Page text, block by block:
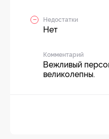
Недостатки
Нет
Комментарий
Вежливый
великолепны.